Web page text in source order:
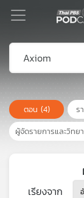
Podcast
เพล
ย์
ลิ
ตอน (4) ร
ผู้จัดรายการและวิทย
เรียงจาก